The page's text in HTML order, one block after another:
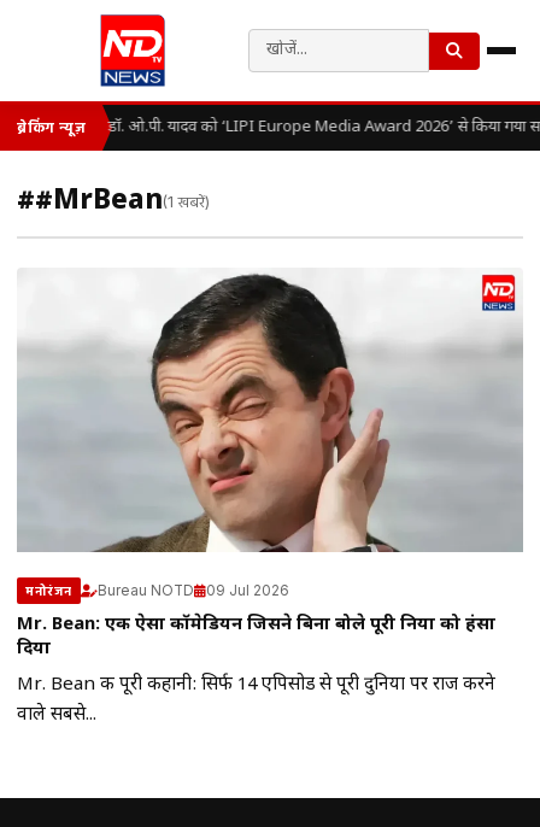
ब्रेकिंग न्यूज़ डॉ. ओ.पी. यादव को ‘LIPI Europe Media Award 2026’ से किया गया
##MrBean(1 खबरें)
मनोरंजन Bureau NOTD 09 Jul 2026
Mr. Bean: एक ऐसा कॉमेडियन जिसने बिना बोले पूरी दुनिया को हंसा
दिया
Mr. Bean की पूरी कहानी: सिर्फ 14 एपिसोड से पूरी दुनिया पर राज करने
वाले सबसे...